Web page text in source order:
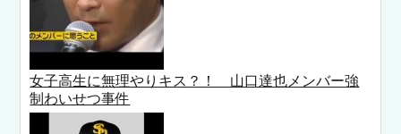
女子高生に無理やりキス？！ 山口達也メンバー強
制わいせつ事件